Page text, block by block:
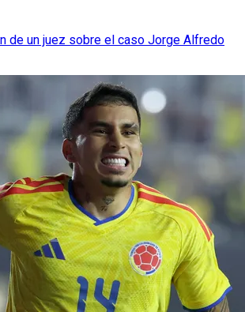
de un juez sobre el caso Jorge Alfredo